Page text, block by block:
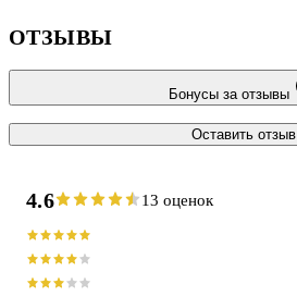
ОТЗЫВЫ
Бонусы за отзывы
Оставить отзыв
4.6 13 оценок